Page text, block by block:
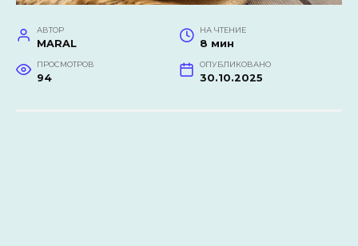
АВТОР
MARAL
НА ЧТЕНИЕ
8 мин
ПРОСМОТРОВ
94
ОПУБЛИКОВАНО
30.10.2025